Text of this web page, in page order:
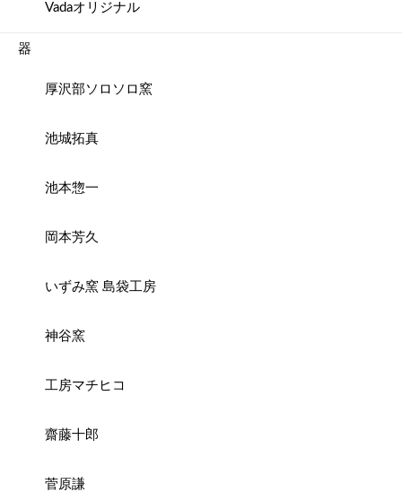
Vadaオリジナル
器
厚沢部ソロソロ窯
池城拓真
池本惣一
岡本芳久
いずみ窯 島袋工房
神谷窯
工房マチヒコ
齋藤十郎
菅原謙